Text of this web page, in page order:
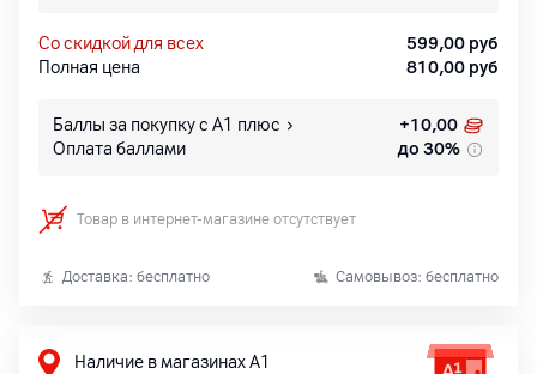
со скидкой для всех 599,00 руб
Полная цена
810,00 руб
Баллы за покупку с А1 плюс +10,00
Оплата баллами
до 30%
Товар в интернет-магазине отсутствует
Доставка: бесплатно Самовывоз: бесплатно
Наличие в магазинах А1